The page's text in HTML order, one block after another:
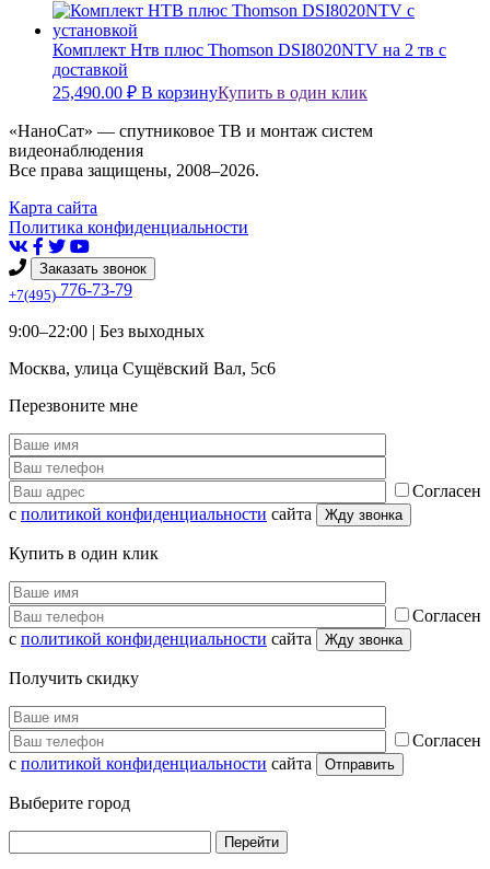
Комплект Нтв плюс Thomson DSI8020NTV на 2 тв с
доставкой
25,490.00 ₽ В корзинуКупить в один клик
«НаноСат» — спутниковое ТВ и монтаж систем
видеонаблюдения
Все права защищены, 2008–2026.
Карта сайта
Политика конфиденциальности
Заказать звонок
+7(495) 776-73-79
9:00–22:00 | Без выходных
Москва, улица Сущёвский Вал, 5с6
Перезвоните мне
Согласен
с политикой конфиденциальности сайта
Купить в один клик
Согласен
с политикой конфиденциальности сайта
Получить скидку
Согласен
с политикой конфиденциальности сайта
Выберите город
Перейти